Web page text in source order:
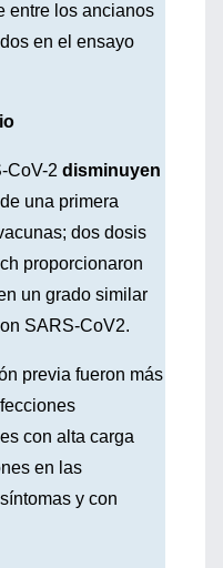
entre los ancianos
en el ensayo
CoV-2 disminuyen
una primera
dos dosis
proporcionaron
un grado similar
SARS-CoV2.
previa fueron más
con alta carga
en las
y con